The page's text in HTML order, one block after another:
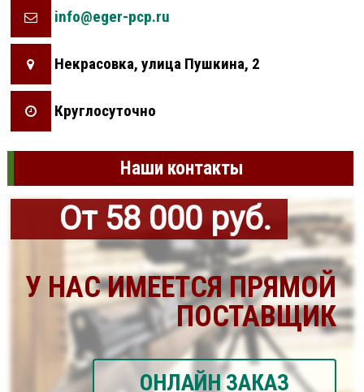
info@eger-pcp.ru
Некрасовка, улица Пушкина, 2
Круглосуточно
Наши контакты
От 58 000 руб.
У НАС ИМЕЕТСЯ ПРЯМОЙ
ПОСТАВЩИК
ОНЛАЙН ЗАКАЗ